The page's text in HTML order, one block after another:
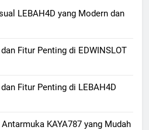
LEBAH4D yang Modern dan
Fitur Penting di EDWINSLOT
Fitur Penting di LEBAH4D
KAYA787 yang Mudah